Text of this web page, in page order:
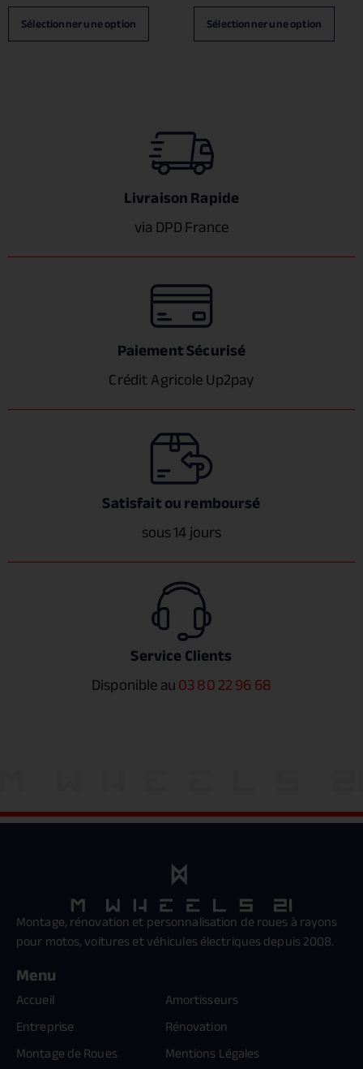
Sélectionner une option Sélectionner une option
Livraison Rapide
via DPD France
Paiement Sécurisé
Crédit Agricole Up2pay
Satisfait ou remboursé
sous 14 jours
Service Clients
Disponible au03 80 22 96 68
Montage, rénovation et personnalisation de roues à rayons
pour motos, voitures et véhicules électriques depuis 2008.
Menu
Accueil
Entreprise
Montage de Roues
Amortisseurs
Rénovation
Mentions Légales